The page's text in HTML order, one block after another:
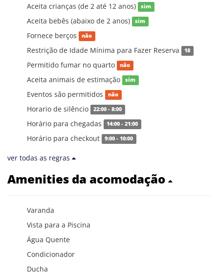
Aceita crianças (de 2 até 12 anos) sim
Aceita bebês (abaixo de 2 anos) sim
Fornece berços não
Restrição de Idade Mínima para Fazer Reserva 18
Permitido fumar no quarto não
Aceita animais de estimação sim
Eventos são permitidos não
Horario de silêncio 22:00 - 8:00
Horário para chegadas 14:00 - 21:00
Horário para checkout 9:00 - 10:00
ver todas as regras
Amenities da acomodação
Varanda
Vista para a Piscina
Água Quente
Condicionador
Ducha